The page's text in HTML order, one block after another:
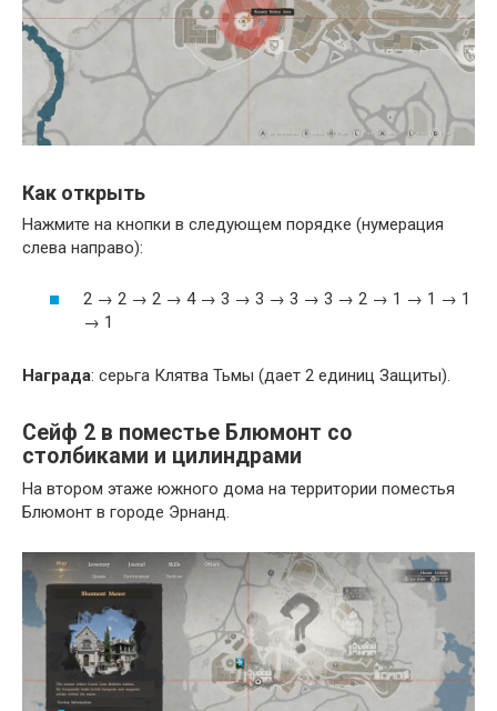
Как открыть
Нажмите на кнопки в следующем порядке (нумерация
слева направо):
2 → 2 → 2 → 4 → 3 → 3 → 3 → 3 → 2 → 1 → 1 → 1
→ 1
Награда: серьга Клятва Тьмы (дает 2 единиц Защиты).
Сейф 2 в поместье Блюмонт со
столбиками и цилиндрами
На втором этаже южного дома на территории поместья
Блюмонт в городе Эрнанд.